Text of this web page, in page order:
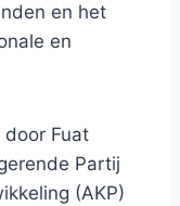
en het
en
Fuat
Partij
(AKP)